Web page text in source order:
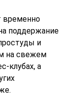
временно
поддержание
и
на свежем
клубах, а